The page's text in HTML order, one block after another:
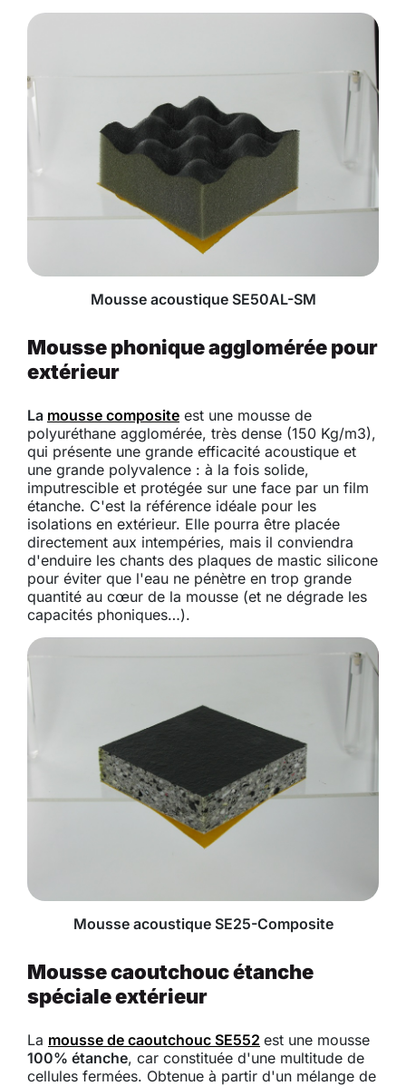
Mousse acoustique SE50AL-SM
Mousse phonique agglomérée pour
extérieur
La mousse composite est une mousse de
polyuréthane agglomérée, très dense (150 Kg/m3),
qui présente une grande efficacité acoustique et
une grande polyvalence : à la fois solide,
imputrescible et protégée sur une face par un film
étanche. C'est la référence idéale pour les
isolations en extérieur. Elle pourra être placée
directement aux intempéries, mais il conviendra
d'enduire les chants des plaques de mastic silicone
pour éviter que l'eau ne pénètre en trop grande
quantité au cœur de la mousse (et ne dégrade les
capacités phoniques…).
Mousse acoustique SE25-Composite
Mousse caoutchouc étanche
spéciale extérieur
La mousse de caoutchouc SE552 est une mousse
100% étanche, car constituée d'une multitude de
cellules fermées. Obtenue à partir d'un mélange de